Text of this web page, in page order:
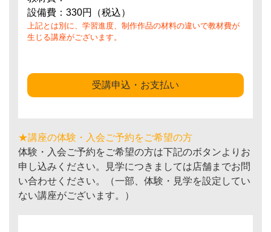
設備費：330円（税込）
上記とは別に、学習進度、制作作品の材料の違いで教材費が
生じる講座がございます。
受講申込・お支払い
★講座の体験・入会ご予約をご希望の方
体験・入会ご予約をご希望の方は下記のボタンよりお
申し込みください。見学につきましては店舗までお問
い合わせください。（一部、体験・見学を設定してい
ない講座がございます。）